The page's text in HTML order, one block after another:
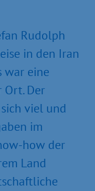
Rudolph
in den Iran
war eine
Ort. Der
viel und
im
how der
Land